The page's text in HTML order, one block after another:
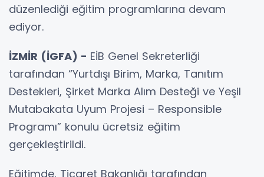
düzenlediği eğitim programlarına devam
ediyor.
İZMİR (İGFA) - EİB Genel Sekreterliği
tarafından “Yurtdışı Birim, Marka, Tanıtım
Destekleri, Şirket Marka Alım Desteği ve Yeşil
Mutabakata Uyum Projesi – Responsible
Programı” konulu ücretsiz eğitim
gerçekleştirildi.
Eğitimde, Ticaret Bakanlığı tarafından